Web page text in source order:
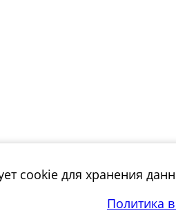
cookie для хранения
Политика